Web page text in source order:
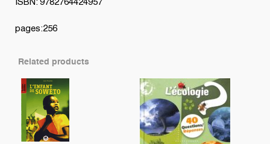
ISBN: 9782764424957
pages:256
Related products